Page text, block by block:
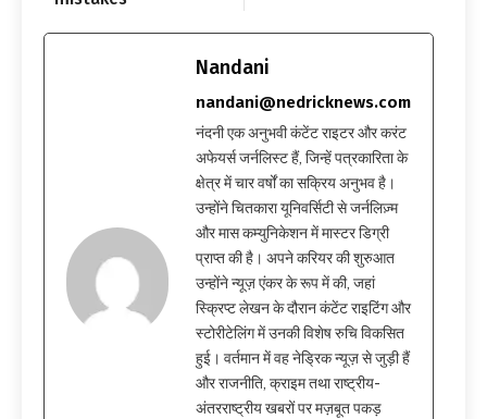
Nandani
nandani@nedricknews.com
नंदनी एक अनुभवी कंटेंट राइटर और करंट
अफेयर्स जर्नलिस्ट हैं, जिन्हें पत्रकारिता के
क्षेत्र में चार वर्षों का सक्रिय अनुभव है।
उन्होंने चितकारा यूनिवर्सिटी से जर्नलिज़्म
और मास कम्युनिकेशन में मास्टर डिग्री
प्राप्त की है। अपने करियर की शुरुआत
उन्होंने न्यूज़ एंकर के रूप में की, जहां
स्क्रिप्ट लेखन के दौरान कंटेंट राइटिंग और
स्टोरीटेलिंग में उनकी विशेष रुचि विकसित
हुई। वर्तमान में वह नेड्रिक न्यूज़ से जुड़ी हैं
और राजनीति, क्राइम तथा राष्ट्रीय-
अंतरराष्ट्रीय खबरों पर मज़बूत पकड़